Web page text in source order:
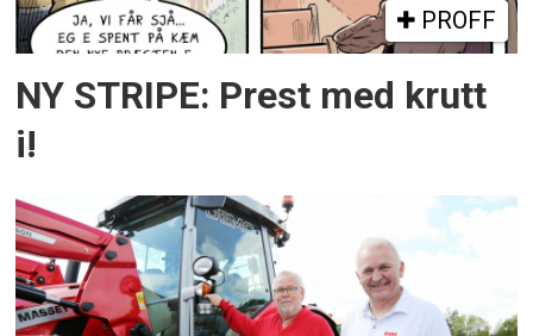
PROFF
NY STRIPE: Prest med krutt
i!